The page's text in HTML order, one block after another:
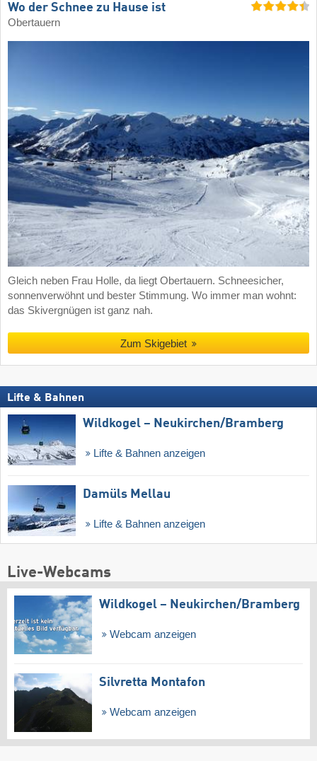
Wo der Schnee zu Hause ist
Obertauern
Gleich neben Frau Holle, da liegt Obertauern. Schneesicher,
sonnenverwöhnt und bester Stimmung. Wo immer man wohnt:
das Skivergnügen ist ganz nah.
Zum Skigebiet
Lifte & Bahnen
Wildkogel – Neukirchen/​Bramberg
Lifte & Bahnen anzeigen
Damüls Mellau
Lifte & Bahnen anzeigen
Live-Webcams
Wildkogel – Neukirchen/​Bramberg
Webcam anzeigen
Silvretta Montafon
Webcam anzeigen